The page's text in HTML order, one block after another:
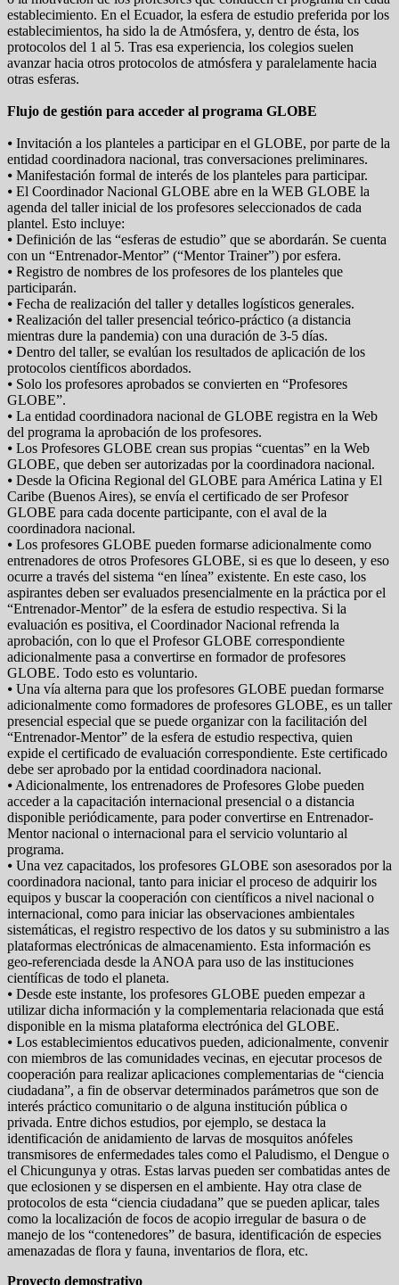
establecimiento. En el Ecuador, la esfera de estudio preferida por los
establecimientos, ha sido la de Atmósfera, y, dentro de ésta, los
protocolos del 1 al 5. Tras esa experiencia, los colegios suelen
avanzar hacia otros protocolos de atmósfera y paralelamente hacia
otras esferas.
Flujo de gestión para acceder al programa GLOBE
⦁ Invitación a los planteles a participar en el GLOBE, por parte de la
entidad coordinadora nacional, tras conversaciones preliminares.
⦁ Manifestación formal de interés de los planteles para participar.
⦁ El Coordinador Nacional GLOBE abre en la WEB GLOBE la
agenda del taller inicial de los profesores seleccionados de cada
plantel. Esto incluye:
⦁ Definición de las “esferas de estudio” que se abordarán. Se cuenta
con un “Entrenador-Mentor” (“Mentor Trainer”) por esfera.
⦁ Registro de nombres de los profesores de los planteles que
participarán.
⦁ Fecha de realización del taller y detalles logísticos generales.
⦁ Realización del taller presencial teórico-práctico (a distancia
mientras dure la pandemia) con una duración de 3-5 días.
⦁ Dentro del taller, se evalúan los resultados de aplicación de los
protocolos científicos abordados.
⦁ Solo los profesores aprobados se convierten en “Profesores
GLOBE”.
⦁ La entidad coordinadora nacional de GLOBE registra en la Web
del programa la aprobación de los profesores.
⦁ Los Profesores GLOBE crean sus propias “cuentas” en la Web
GLOBE, que deben ser autorizadas por la coordinadora nacional.
⦁ Desde la Oficina Regional del GLOBE para América Latina y El
Caribe (Buenos Aires), se envía el certificado de ser Profesor
GLOBE para cada docente participante, con el aval de la
coordinadora nacional.
⦁ Los profesores GLOBE pueden formarse adicionalmente como
entrenadores de otros Profesores GLOBE, si es que lo deseen, y eso
ocurre a través del sistema “en línea” existente. En este caso, los
aspirantes deben ser evaluados presencialmente en la práctica por el
“Entrenador-Mentor” de la esfera de estudio respectiva. Si la
evaluación es positiva, el Coordinador Nacional refrenda la
aprobación, con lo que el Profesor GLOBE correspondiente
adicionalmente pasa a convertirse en formador de profesores
GLOBE. Todo esto es voluntario.
⦁ Una vía alterna para que los profesores GLOBE puedan formarse
adicionalmente como formadores de profesores GLOBE, es un taller
presencial especial que se puede organizar con la facilitación del
“Entrenador-Mentor” de la esfera de estudio respectiva, quien
expide el certificado de evaluación correspondiente. Este certificado
debe ser aprobado por la entidad coordinadora nacional.
⦁ Adicionalmente, los entrenadores de Profesores Globe pueden
acceder a la capacitación internacional presencial o a distancia
disponible periódicamente, para poder convertirse en Entrenador-
Mentor nacional o internacional para el servicio voluntario al
programa.
⦁ Una vez capacitados, los profesores GLOBE son asesorados por la
coordinadora nacional, tanto para iniciar el proceso de adquirir los
equipos y buscar la cooperación con científicos a nivel nacional o
internacional, como para iniciar las observaciones ambientales
sistemáticas, el registro respectivo de los datos y su subministro a las
plataformas electrónicas de almacenamiento. Esta información es
geo-referenciada desde la ANOA para uso de las instituciones
científicas de todo el planeta.
⦁ Desde este instante, los profesores GLOBE pueden empezar a
utilizar dicha información y la complementaria relacionada que está
disponible en la misma plataforma electrónica del GLOBE.
⦁ Los establecimientos educativos pueden, adicionalmente, convenir
con miembros de las comunidades vecinas, en ejecutar procesos de
cooperación para realizar aplicaciones complementarias de “ciencia
ciudadana”, a fin de observar determinados parámetros que son de
interés práctico comunitario o de alguna institución pública o
privada. Entre dichos estudios, por ejemplo, se destaca la
identificación de anidamiento de larvas de mosquitos anófeles
transmisores de enfermedades tales como el Paludismo, el Dengue o
el Chicungunya y otras. Estas larvas pueden ser combatidas antes de
que eclosionen y se dispersen en el ambiente. Hay otra clase de
protocolos de esta “ciencia ciudadana” que se pueden aplicar, tales
como la localización de focos de acopio irregular de basura o de
manejo de los “contenedores” de basura, identificación de especies
amenazadas de flora y fauna, inventarios de flora, etc.
Proyecto demostrativo